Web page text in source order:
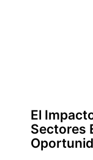
El
Sectores